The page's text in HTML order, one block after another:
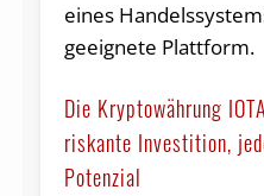
eines
geeignete Plattform.
Die Kryptowährung
riskante Investition,
Potenzial